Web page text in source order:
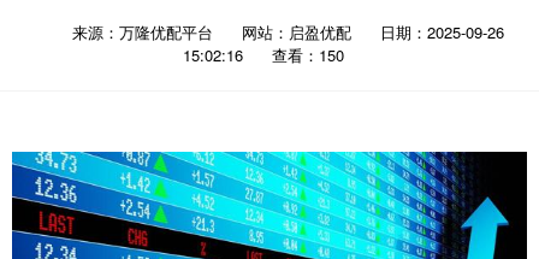
来源：万隆优配平台 网站：启盈优配
日期：2025-09-26
15:02:16
查看：150